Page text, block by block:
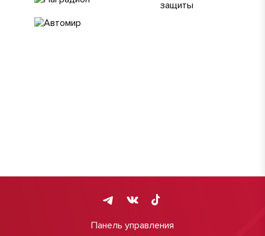
Панель управления